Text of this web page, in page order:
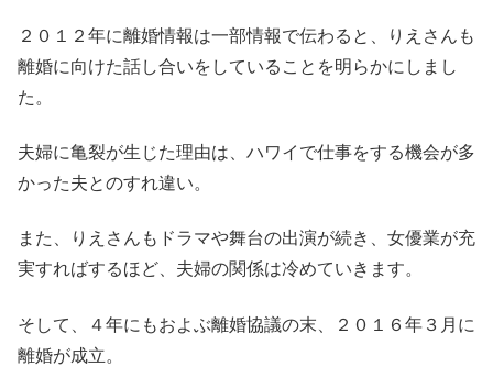
２０１２年に離婚情報は一部情報で伝わると、りえさんも
離婚に向けた話し合いをしていることを明らかにしまし
た。
夫婦に亀裂が生じた理由は、ハワイで仕事をする機会が多
かった夫とのすれ違い。
また、りえさんもドラマや舞台の出演が続き、女優業が充
実すればするほど、夫婦の関係は冷めていきます。
そして、４年にもおよぶ離婚協議の末、２０１６年３月に
離婚が成立。